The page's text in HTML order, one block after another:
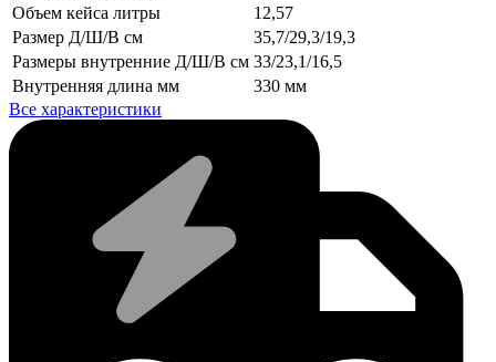
Объем кейса литры
12,57
Размер Д/Ш/В см
35,7/29,3/19,3
Размеры внутренние Д/Ш/В см 33/23,1/16,5
Внутренняя длина мм
330 мм
Все характеристики